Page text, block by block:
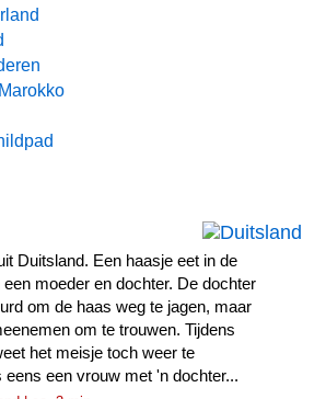
Duitsland. Een haasje eet in de
moeder en dochter. De dochter
om de haas weg te jagen, maar
om te trouwen. Tijdens
het meisje toch weer te
eens een vrouw met 'n dochter...